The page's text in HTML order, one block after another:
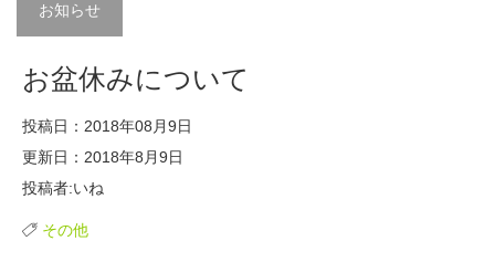
お知らせ
お盆休みについて
投稿日：2018年08月9日
更新日：2018年8月9日
投稿者:いね
その他